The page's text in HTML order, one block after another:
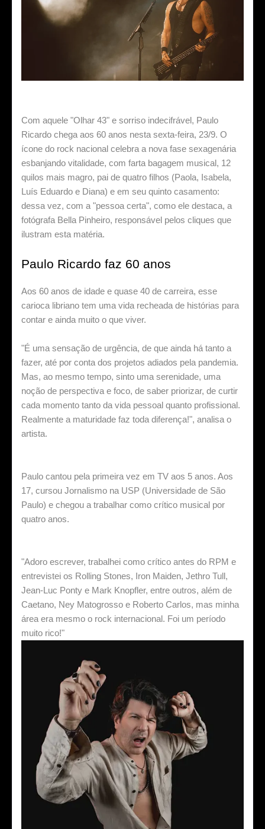
Com aquele "Olhar 43" e sorriso indecifrável, Paulo
Ricardo chega aos 60 anos nesta sexta-feira, 23/9. O
ícone do rock nacional celebra a nova fase sexagenária
esbanjando vitalidade, com farta bagagem musical, 12
quilos mais magro, pai de quatro filhos (Paola, Isabela,
Luís Eduardo e Diana) e em seu quinto casamento:
dessa vez, com a "pessoa certa", como ele destaca, a
fotógrafa Bella Pinheiro, responsável pelos cliques que
ilustram esta matéria.
Paulo Ricardo faz 60 anos
Aos 60 anos de idade e quase 40 de carreira, esse
carioca libriano tem uma vida recheada de histórias para
contar e ainda muito o que viver.
"É uma sensação de urgência, de que ainda há tanto a
fazer, até por conta dos projetos adiados pela pandemia.
Mas, ao mesmo tempo, sinto uma serenidade, uma
noção de perspectiva e foco, de saber priorizar, de curtir
cada momento tanto da vida pessoal quanto profissional.
Realmente a maturidade faz toda diferença!", analisa o
artista.
Paulo cantou pela primeira vez em TV aos 5 anos. Aos
17, cursou Jornalismo na USP (Universidade de São
Paulo) e chegou a trabalhar como crítico musical por
quatro anos.
"Adoro escrever, trabalhei como crítico antes do RPM e
entrevistei os Rolling Stones, Iron Maiden, Jethro Tull,
Jean-Luc Ponty e Mark Knopfler, entre outros, além de
Caetano, Ney Matogrosso e Roberto Carlos, mas minha
área era mesmo o rock internacional. Foi um período
muito rico!"